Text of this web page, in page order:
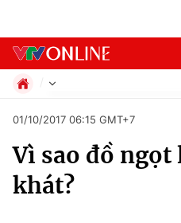
Chuyên mục
Chính trị
Xã hội
Pháp luật
Kinh tế
Thể thao
01/10/2017 06:15 GMT+7
Vì sao đồ ngọt
khát?